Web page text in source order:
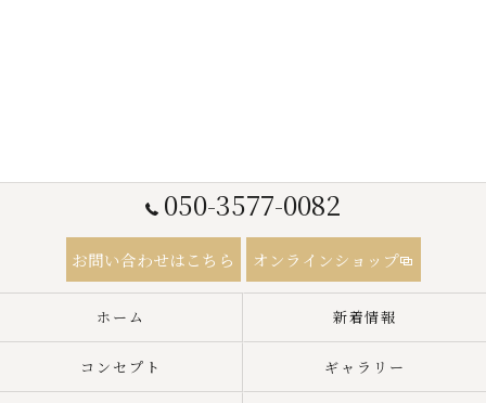
050-3577-0082
お問い合わせはこちら オンラインショップ
ホーム 新着情報
コンセプト ギャラリー